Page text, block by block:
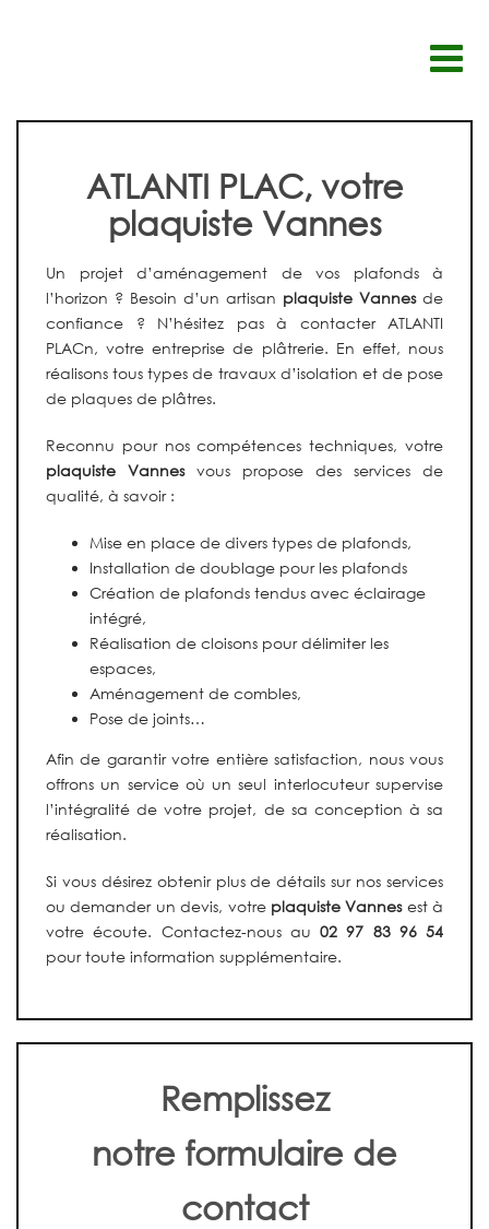
ATLANTI PLAC, votre
plaquiste Vannes
Un projet d’aménagement de vos plafonds à
l’horizon ? Besoin d’un artisan plaquiste Vannesde
confiance ? N’hésitez pas à contacter ATLANTI
PLACn, votre entreprise de plâtrerie. En effet, nous
réalisons tous types de travaux d’isolation et de pose
de plaques de plâtres.
Reconnu pour nos compétences techniques, votre
plaquiste Vannesvous propose des services de
qualité, à savoir :
Mise en place de divers types de plafonds,
Installation de doublage pour les plafonds
Création de plafonds tendus avec éclairage
intégré,
Réalisation de cloisons pour délimiter les
espaces,
Aménagement de combles,
Pose de joints…
Afin de garantir votre entière satisfaction, nous vous
offrons un service où un seul interlocuteur supervise
l’intégralité de votre projet, de sa conception à sa
réalisation.
Si vous désirez obtenir plus de détails sur nos services
ou demander un devis, votre plaquiste Vannes est à
votre écoute. Contactez-nous au 02 97 83 96 54
pour toute information supplémentaire.
Remplissez
notre formulaire de
contact